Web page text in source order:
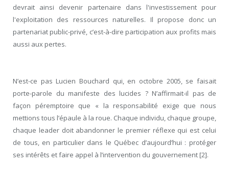
devrait ainsi devenir partenaire dans l'investissement pour
l'exploitation des ressources naturelles. Il propose donc un
partenariat public-privé, c’est-à-dire participation aux profits mais
aussi aux pertes.
N’est-ce pas Lucien Bouchard qui, en octobre 2005, se faisait
porte-parole du manifeste des lucides ? N’affirmait-il pas de
façon péremptoire que « la responsabilité exige que nous
mettions tous l’épaule à la roue. Chaque individu, chaque groupe,
chaque leader doit abandonner le premier réflexe qui est celui
de tous, en particulier dans le Québec d’aujourd’hui : protéger
ses intérêts et faire appel à l’intervention du gouvernement [2].